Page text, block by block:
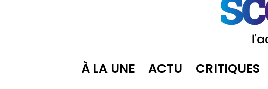
À LA UNE ACTU CRITIQUES